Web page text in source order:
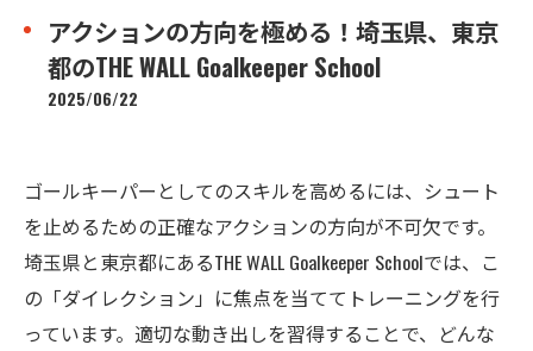
アクションの方向を極める！埼玉県、東京
都のTHE WALL Goalkeeper School
2025/06/22
ゴールキーパーとしてのスキルを高めるには、シュート
を止めるための正確なアクションの方向が不可欠です。
埼玉県と東京都にあるTHE WALL Goalkeeper Schoolでは、こ
の「ダイレクション」に焦点を当ててトレーニングを行
っています。適切な動き出しを習得することで、どんな